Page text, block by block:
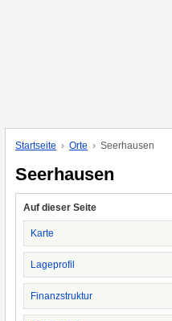
Startseite Orte Seerhausen
Seerhausen
Auf dieser Seite
Karte
Lageprofil
Finanzstruktur